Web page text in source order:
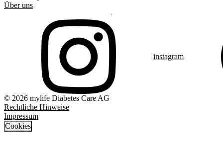
Über uns
instagram
© 2026 mylife Diabetes Care AG
Rechtliche Hinweise
Impressum
Cookies